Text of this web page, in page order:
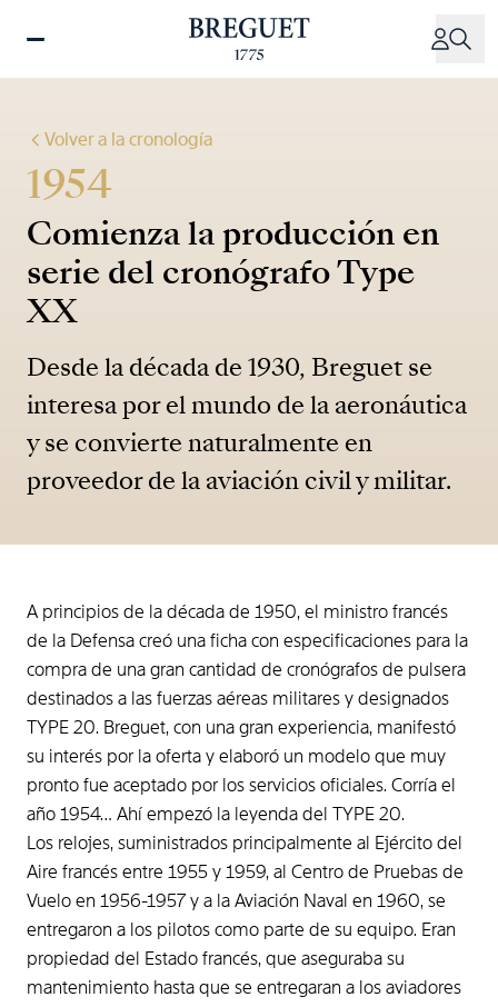
Volver a la cronología
1954
Comienza la producción en
serie del cronógrafo Type
XX
Desde la década de 1930, Breguet se
interesa por el mundo de la aeronáutica
y se convierte naturalmente en
proveedor de la aviación civil y militar.
A principios de la década de 1950, el ministro francés
de la Defensa creó una ficha con especificaciones para la
compra de una gran cantidad de cronógrafos de pulsera
destinados a las fuerzas aéreas militares y designados
TYPE 20. Breguet, con una gran experiencia, manifestó
su interés por la oferta y elaboró un modelo que muy
pronto fue aceptado por los servicios oficiales. Corría el
año 1954… Ahí empezó la leyenda del TYPE 20.
Los relojes, suministrados principalmente al Ejército del
Aire francés entre 1955 y 1959, al Centro de Pruebas de
Vuelo en 1956-1957 y a la Aviación Naval en 1960, se
entregaron a los pilotos como parte de su equipo. Eran
propiedad del Estado francés, que aseguraba su
mantenimiento hasta que se entregaran a los aviadores